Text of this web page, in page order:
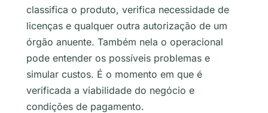
classifica o produto, verifica necessidade de
licenças e qualquer outra autorização de um
órgão anuente. Também nela o operacional
pode entender os possíveis problemas e
simular custos. É o momento em que é
verificada a viabilidade do negócio e
condições de pagamento.